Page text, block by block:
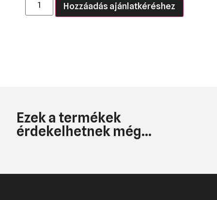
Hozzáadás ajánlatkéréshez
Ezek a termékek
érdekelhetnek még...